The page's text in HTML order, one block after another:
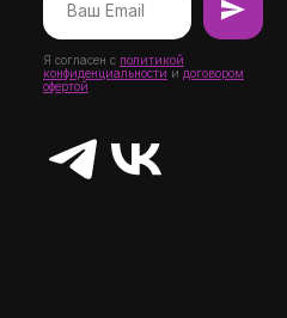
Я согласен с политикой
конфиденциальности и договором
офертой